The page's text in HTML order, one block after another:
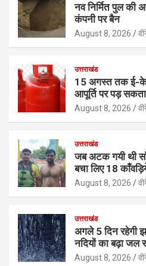
नव निर्मित पुल की
कंपनी पर बैन
August 8, 2026
उत्तराखंड
15 अगस्त तक ई-
आपूर्ति पर पड़
August 8, 2026
उत्तराखंड
जब अटक गयी थी
बचा लिए 18
August 8, 2026
उत्तराखंड
अगले 5 दिन रहेगी
नदियों का बढ़ा जल
August 8, 2026